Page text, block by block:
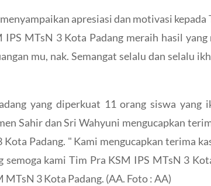
apresiasi dan motivasi
MTsN 3 Kota Padang meraih hasil
mu, nak. Semangat selalu dan selalu
yang diperkuat 11 orang siswa
Sahir dan Sri Wahyuni mengucapkan
Padang. " Kami mengucapkan terima
semoga kami Tim Pra KSM IPS MTsN 3
3 Kota Padang. (AA. Foto : AA)